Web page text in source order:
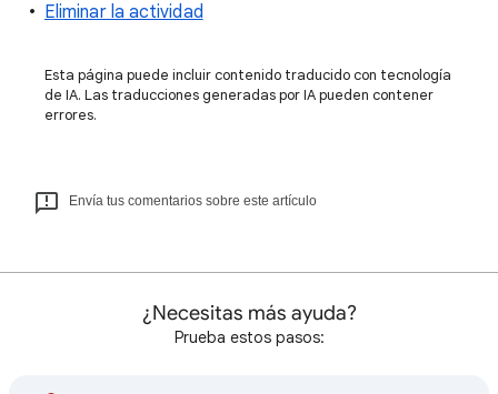
Eliminar la actividad
Esta página puede incluir contenido traducido con tecnología
de IA. Las traducciones generadas por IA pueden contener
errores.
Envía tus comentarios sobre este artículo
¿Necesitas más ayuda?
Prueba estos pasos: